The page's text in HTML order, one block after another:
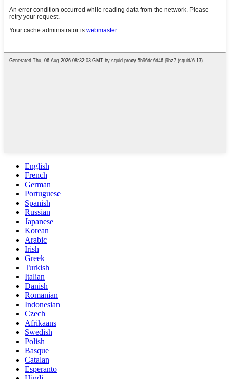
English
French
German
Portuguese
Spanish
Russian
Japanese
Korean
Arabic
Irish
Greek
Turkish
Italian
Danish
Romanian
Indonesian
Czech
Afrikaans
Swedish
Polish
Basque
Catalan
Esperanto